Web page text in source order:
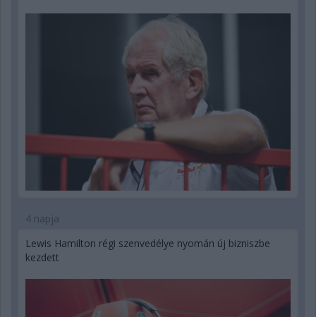
4 napja
Lewis Hamilton régi szenvedélye nyomán új bizniszbe
kezdett